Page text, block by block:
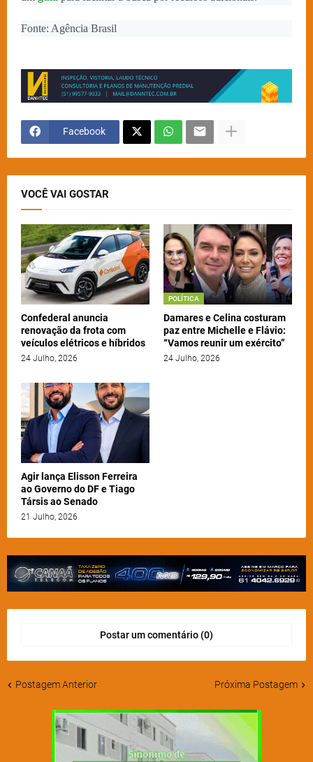
Fonte: Agência Brasil
Facebook
VOCÊ VAI GOSTAR
Confederal anuncia
renovação da frota com
veículos elétricos e híbridos
24 Julho, 2026
POLÍTICA
Damares e Celina costuram
paz entre Michelle e Flávio:
“Vamos reunir um exército”
24 Julho, 2026
Agir lança Elisson Ferreira
ao Governo do DF e Tiago
Társis ao Senado
21 Julho, 2026
Postar um comentário (0)
Postagem Anterior Próxima Postagem